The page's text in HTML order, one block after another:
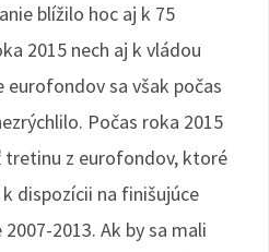
blížilo hoc aj k 75
2015 nech aj k vládou
eurofondov sa však počas
Počas roka 2015
z eurofondov, ktoré
dispozícii na finišujúce
2013. Ak by sa mali